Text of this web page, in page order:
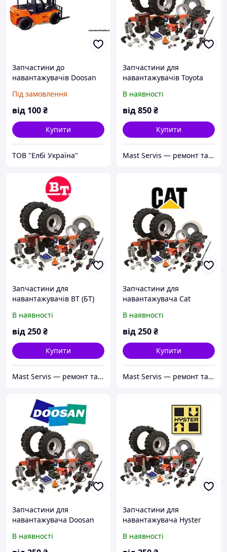
Запчастини до
навантажувачів Doosan
Під замовлення
від 100₴
Купити
ТОВ "Елбі Україна"
Запчастини для
навантажувачів Toyota
В наявності
від850₴
Купити
Mast Servis — ремонт та запчастини до навантажувачів
Запчастини для
навантажувачів BT (БТ)
В наявності
від250₴
Купити
Mast Servis — ремонт та запчастини до навантажувачів
Запчастини для
навантажувача Cat
В наявності
від250₴
Купити
Mast Servis — ремонт та запчастини до навантажувачів
Запчастини для
навантажувача Doosan
В наявності
Запчастини для
навантажувача Hyster
В наявності